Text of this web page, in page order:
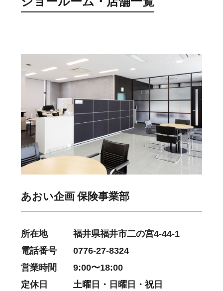
あおい企画 保険事業部
所在地
福井県福井市二の宮4-44-1
電話番号
0776-27-8324
営業時間
9:00〜18:00
定休日
土曜日・日曜日・祝日